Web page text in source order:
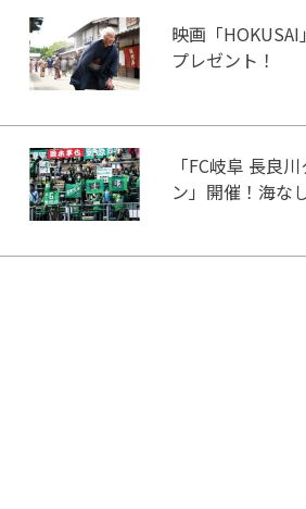
映画「
プレゼント！
「FC岐阜 長良
ン」開催！海な